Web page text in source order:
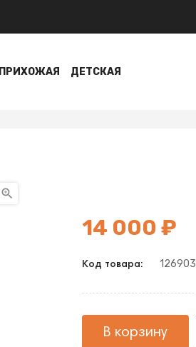
ПРИХОЖАЯ ДЕТСКАЯ

14 000 ₽
Код товара: 126903
В корзину